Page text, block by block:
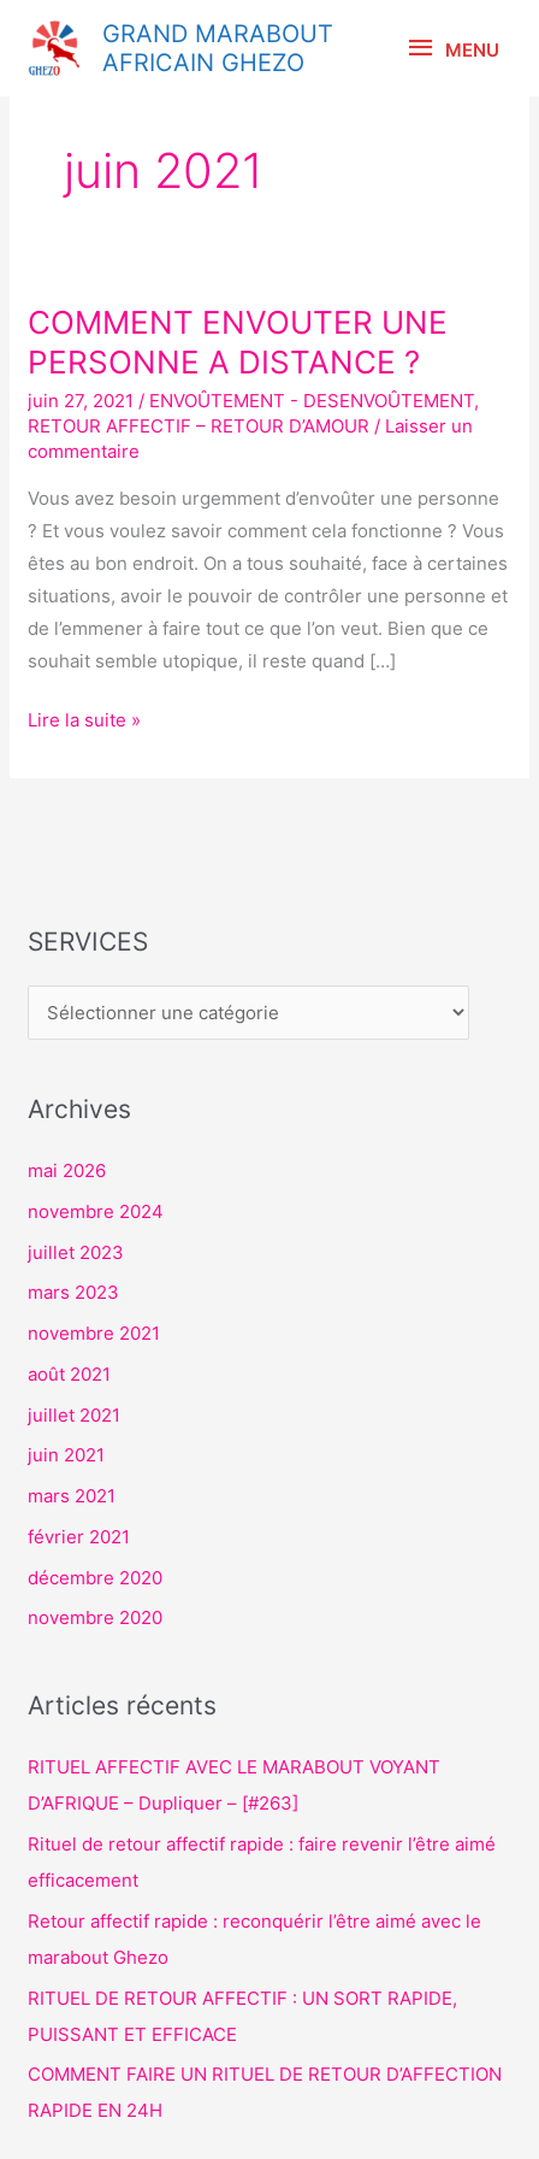
contenu
GRAND MARABOUT
AFRICAIN GHEZO
MENU
juin 2021
COMMENT ENVOUTER UNE
PERSONNE A DISTANCE ?
juin 27, 2021 / ENVOÛTEMENT - DESENVOÛTEMENT,
RETOUR AFFECTIF – RETOUR D’AMOUR / Laisser un
commentaire
Vous avez besoin urgemment d’envoûter une personne
? Et vous voulez savoir comment cela fonctionne ? Vous
êtes au bon endroit. On a tous souhaité, face à certaines
situations, avoir le pouvoir de contrôler une personne et
de l’emmener à faire tout ce que l’on veut. Bien que ce
souhait semble utopique, il reste quand […]
COMMENT
ENVOUTER
PERSONNE
A
?
Lire la suite »
SERVICES
S
V
C
Archives
mai 2026
novembre 2024
juillet 2023
mars 2023
novembre 2021
août 2021
juillet 2021
juin 2021
mars 2021
février 2021
décembre 2020
novembre 2020
Articles récents
RITUEL AFFECTIF AVEC LE MARABOUT VOYANT
D’AFRIQUE – Dupliquer – [#263]
Rituel de retour affectif rapide : faire revenir l’être aimé
efficacement
Retour affectif rapide : reconquérir l’être aimé avec le
marabout Ghezo
RITUEL DE RETOUR AFFECTIF : UN SORT RAPIDE,
PUISSANT ET EFFICACE
COMMENT FAIRE UN RITUEL DE RETOUR D’AFFECTION
RAPIDE EN 24H